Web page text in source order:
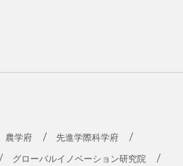
農学府 先進学際科学府
グローバルイノベーション研究院